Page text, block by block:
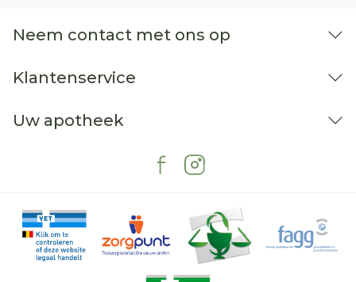
Neem contact met ons op
Klantenservice
Uw apotheek